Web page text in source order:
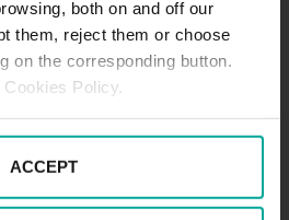
both on and off our
them, reject them or choose
on the corresponding button.
Policy.
ACCEPT
INFORMATION